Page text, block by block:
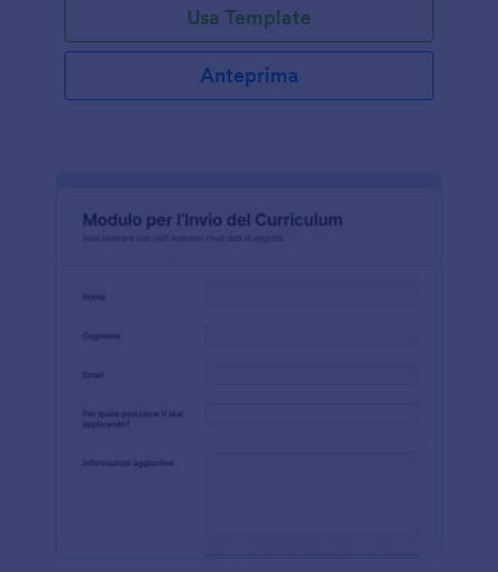
chilometraggio, tariffa per chilometro e rimborso
totale. Il calcolo del chilometraggio utilizza lo
strumento Tabella di Input che mostra i dati sul
chilometraggio in un formato tabellare. Questa
modulo utilizza anche il Widget di Calcolo che
cattura il chilometraggio totale e lo moltiplica per la
file PDF o JPG delle ricevute nel caso in cui sia
Usa Template
Anteprima